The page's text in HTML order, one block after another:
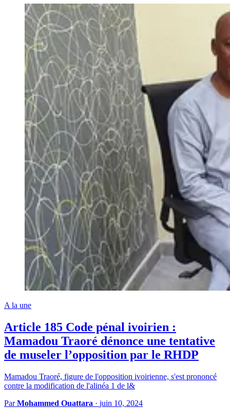
A la une
Article 185 Code pénal ivoirien :
Mamadou Traoré dénonce une tentative
de museler l’opposition par le RHDP
Mamadou Traoré, figure de l'opposition ivoirienne, s'est prononcé
contre la modification de l'alinéa 1 de l&
ParMohammed Ouattara · juin 10, 2024